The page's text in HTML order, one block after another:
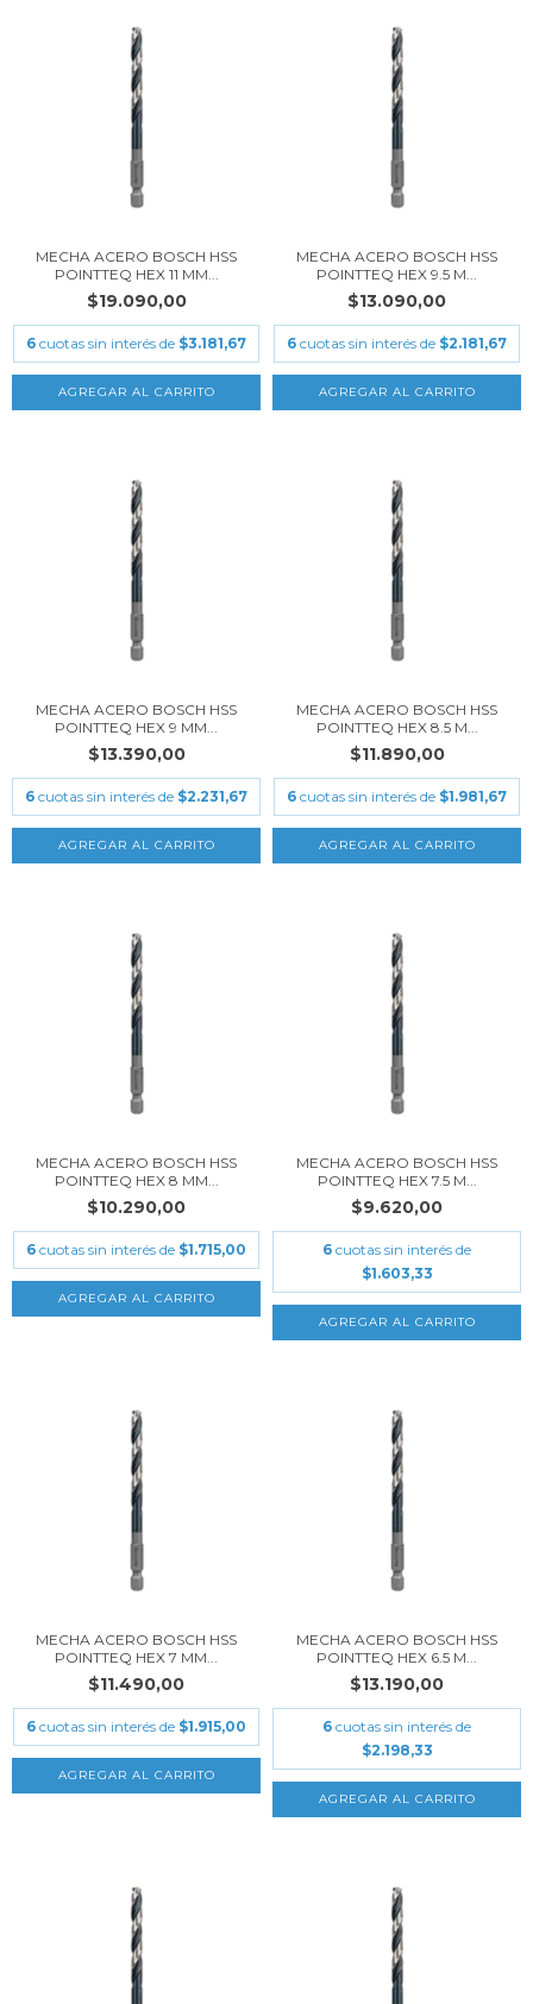
MECHA ACERO BOSCH HSS
POINTTEQ HEX 11 MM...
$19.090,00
6 cuotas sin interés de $3.181,67
MECHA ACERO BOSCH HSS
POINTTEQ HEX 9.5 M...
$13.090,00
6 cuotas sin interés de $2.181,67
MECHA ACERO BOSCH HSS
POINTTEQ HEX 9 MM...
$13.390,00
6 cuotas sin interés de $2.231,67
MECHA ACERO BOSCH HSS
POINTTEQ HEX 8.5 M...
$11.890,00
6 cuotas sin interés de $1.981,67
MECHA ACERO BOSCH HSS
POINTTEQ HEX 8 MM...
$10.290,00
6 cuotas sin interés de $1.715,00
MECHA ACERO BOSCH HSS
POINTTEQ HEX 7.5 M...
$9.620,00
6 cuotas sin interés de
$1.603,33
MECHA ACERO BOSCH HSS
POINTTEQ HEX 7 MM...
$11.490,00
6 cuotas sin interés de $1.915,00
MECHA ACERO BOSCH HSS
POINTTEQ HEX 6.5 M...
$13.190,00
6 cuotas sin interés de
$2.198,33